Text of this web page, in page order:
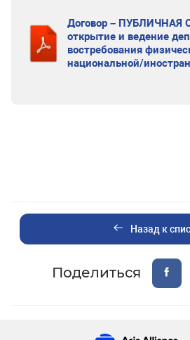
Договор – ПУБЛИЧНАЯ
открытие и ведение
востребования
национальной/
Назад к
Поделиться